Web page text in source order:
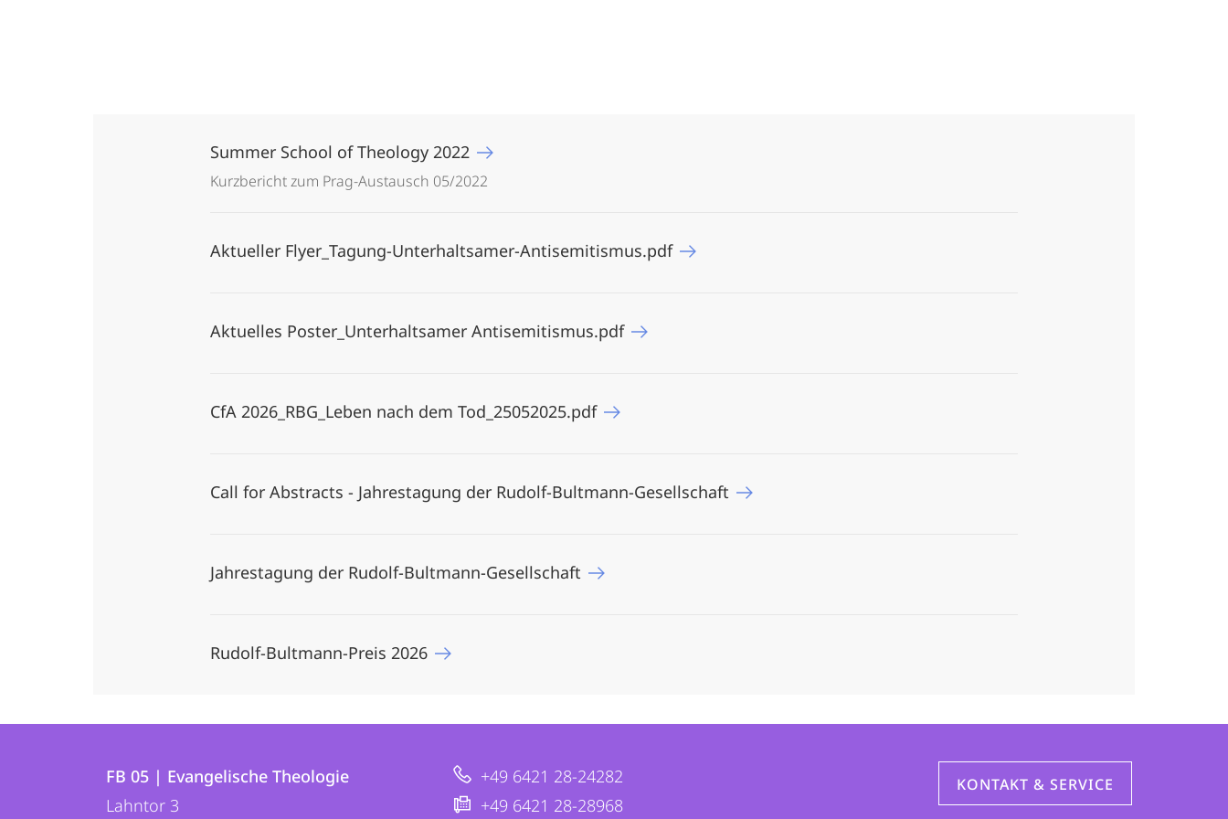
Summer School of Theology 2022
Kurzbericht zum Prag-Austausch 05/2022
Aktueller Flyer_Tagung-Unterhaltsamer-Antisemitismus.pdf
Aktuelles Poster_Unterhaltsamer Antisemitismus.pdf
CfA 2026_RBG_Leben nach dem Tod_25052025.pdf
Call for Abstracts - Jahrestagung der Rudolf-Bultmann-Gesellschaft
Jahrestagung der Rudolf-Bultmann-Gesellschaft
Rudolf-Bultmann-Preis 2026
Kontaktinformationen
FB
FB 05 | Evangelische Theologie
Lahntor 3
+49 6421 28-24282
+49 6421 28-28968
KONTAKT & SERVICE